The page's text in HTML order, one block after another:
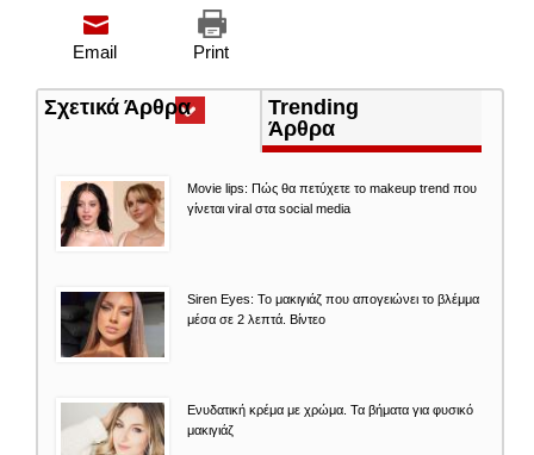
Print
Email
Σχετικά Άρθρα(ενεργή
καρτέλα)
Trending
Άρθρα
Movie lips: Πώς θα πετύχετε το makeup trend που
γίνεται viral στα social media
Siren Eyes: Το μακιγιάζ που απογειώνει το βλέμμα
μέσα σε 2 λεπτά. Βίντεο
Ενυδατική κρέμα με χρώμα. Τα βήματα για φυσικό
μακιγιάζ